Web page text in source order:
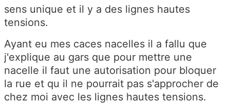
sens unique et il y a des lignes hautes
tensions.
Ayant eu mes caces nacelles il a fallu que
j'explique au gars que pour mettre une
nacelle il faut une autorisation pour bloquer
la rue et qu il ne pourrait pas s'approcher de
chez moi avec les lignes hautes tensions.